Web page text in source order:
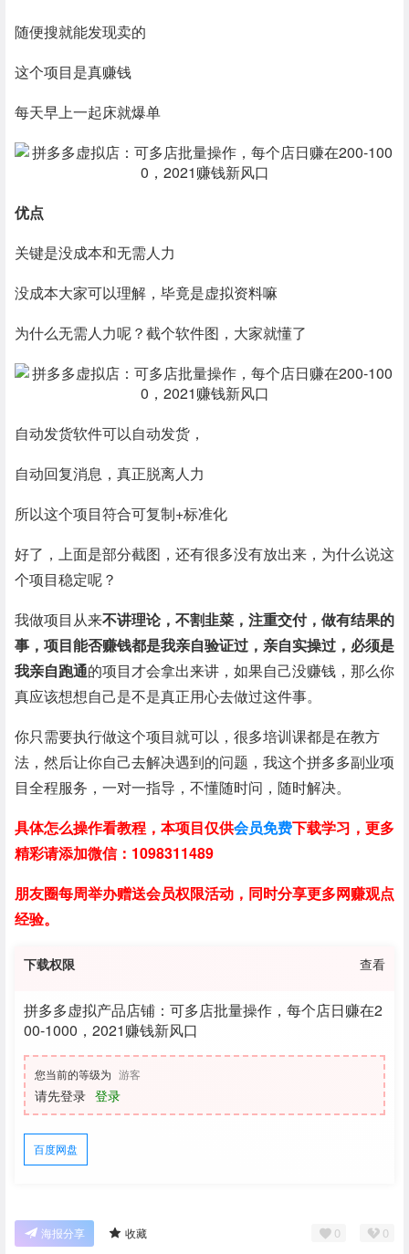
随便搜就能发现卖的
这个项目是真赚钱
每天早上一起床就爆单
优点
关键是没成本和无需人力
没成本大家可以理解，毕竟是虚拟资料嘛
为什么无需人力呢？截个软件图，大家就懂了
自动发货软件可以自动发货，
自动回复消息，真正脱离人力
所以这个项目符合可复制+标准化
好了，上面是部分截图，还有很多没有放出来，为什么说这
个项目稳定呢？
我做项目从来不讲理论，不割韭菜，注重交付，做有结果的
事，项目能否赚钱都是我亲自验证过，亲自实操过，必须是
我亲自跑通的项目才会拿出来讲，如果自己没赚钱，那么你
真应该想想自己是不是真正用心去做过这件事。
你只需要执行做这个项目就可以，很多培训课都是在教方
法，然后让你自己去解决遇到的问题，我这个拼多多副业项
目全程服务，一对一指导，不懂随时问，随时解决。
具体怎么操作看教程，本项目仅供会员免费下载学习，更多
精彩请添加微信：1098311489
朋友圈每周举办赠送会员权限活动，同时分享更多网赚观点
经验。
下载权限 查看
拼多多虚拟产品店铺：可多店批量操作，每个店日赚在2
00-1000，2021赚钱新风口
您当前的等级为 游客
请先登录 登录
百度网盘
海报分享 收藏 0 0